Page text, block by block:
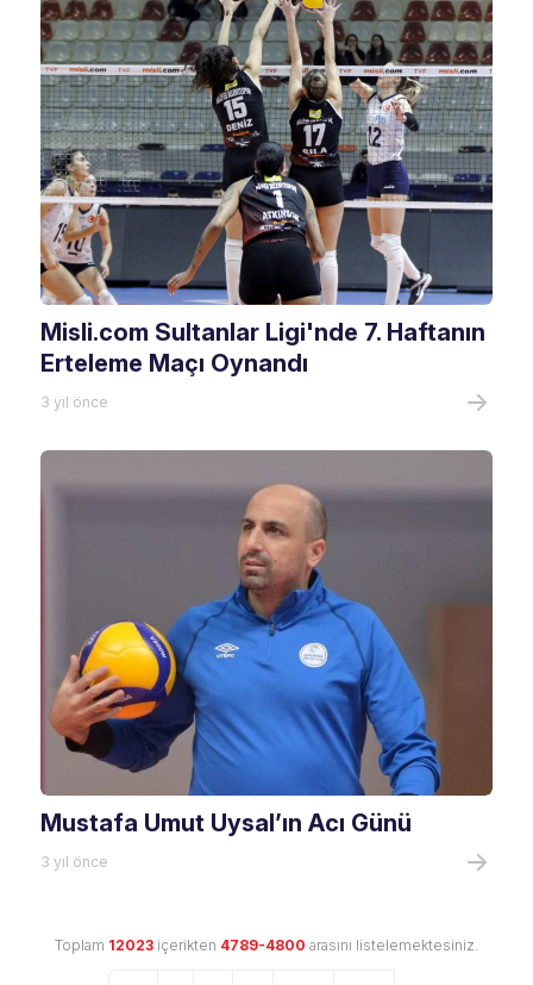
Misli.com Sultanlar Ligi'nde 7. Haftanın
Erteleme Maçı Oynandı
3 yıl önce
Mustafa Umut Uysal’ın Acı Günü
3 yıl önce
Toplam 12023 içerikten 4789-4800 arasını listelemektesiniz.